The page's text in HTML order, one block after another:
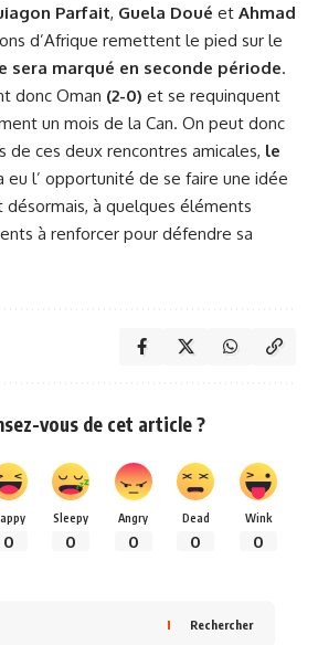
Parfait, Guela Doué et Ahmad
d’Afrique remettent le pied sur le
sera marqué en seconde période.
donc Oman (2-0) et se requinquent
un mois de la Can. On peut donc
de ces deux rencontres amicales, le
eu l’ opportunité de se faire une idée
à quelques éléments
à renforcer pour défendre sa
vous de cet article ?
0
Sleepy
0
Angry
0
Dead
0
Wink
0
Rechercher